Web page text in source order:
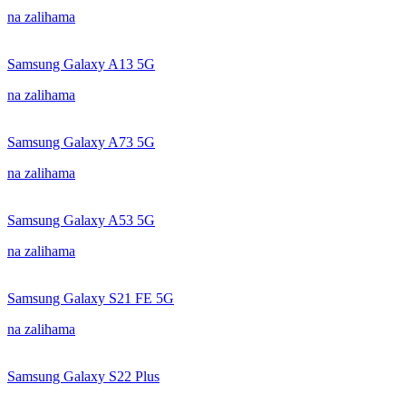
na zalihama
Samsung Galaxy A13 5G
na zalihama
Samsung Galaxy A73 5G
na zalihama
Samsung Galaxy A53 5G
na zalihama
Samsung Galaxy S21 FE 5G
na zalihama
Samsung Galaxy S22 Plus